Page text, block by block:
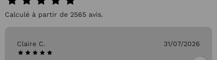
Calculé à partir de 2565 avis.
Claire C. 31/07/2026